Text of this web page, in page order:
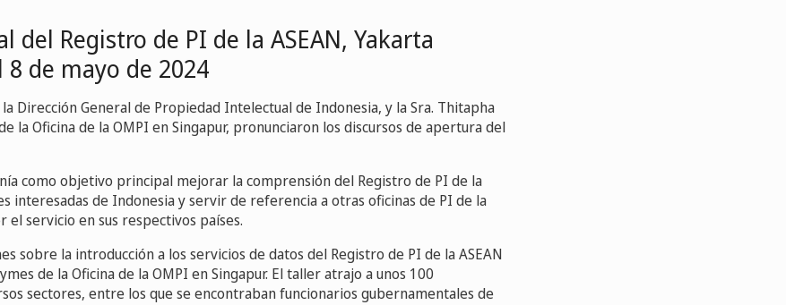
del Registro de PI de la ASEAN, Yakarta
8 de mayo de 2024
la Dirección General de Propiedad Intelectual de Indonesia, y la Sra. Thitapha
la Oficina de la OMPI en Singapur, pronunciaron los discursos de apertura del
como objetivo principal mejorar la comprensión del Registro de PI de la
interesadas de Indonesia y servir de referencia a otras oficinas de PI de la
el servicio en sus respectivos países.
sobre la introducción a los servicios de datos del Registro de PI de la ASEAN
de la Oficina de la OMPI en Singapur. El taller atrajo a unos 100
sectores, entre los que se encontraban funcionarios gubernamentales de